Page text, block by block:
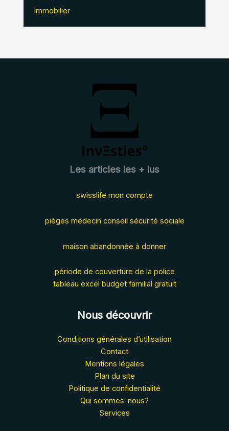
Immobilier
Les articles les + lus
swisslife mon compte
pièges médecin conseil sécurité sociale
maison abandonnée à donner
période de couverture de la police
tableau excel budget familial gratuit
Nous découvrir
Conditions générales d’utilisation
Contact
Mentions légales
Plan du site
Politique de confidentialité
Qui sommes-nous?
Services